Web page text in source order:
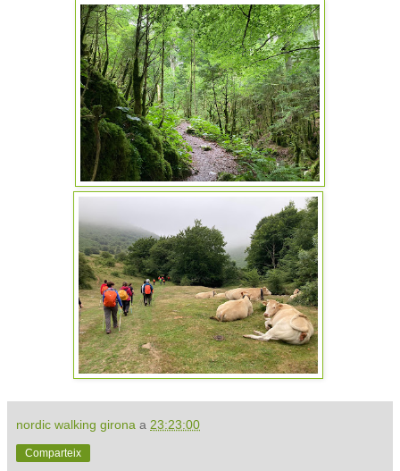
nordic walking girona a 23:23:00
Comparteix